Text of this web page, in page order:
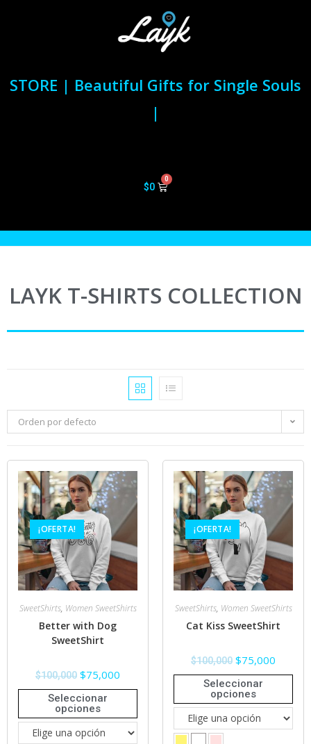
STORE | Beautiful Gifts for Single Souls
|
$0
LAYK T-SHIRTS COLLECTION
Orden por defecto
¡OFERTA!
SweetShirts, Women SweetShirts
Better with Dog
SweetShirt
$100,000 $75,000
Seleccionar
opciones
¡OFERTA!
SweetShirts, Women SweetShirts
Cat Kiss SweetShirt
$100,000 $75,000
Seleccionar
opciones